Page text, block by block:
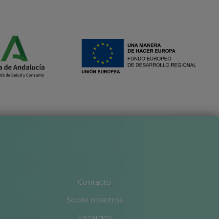
Contacto
Sobre nosotros